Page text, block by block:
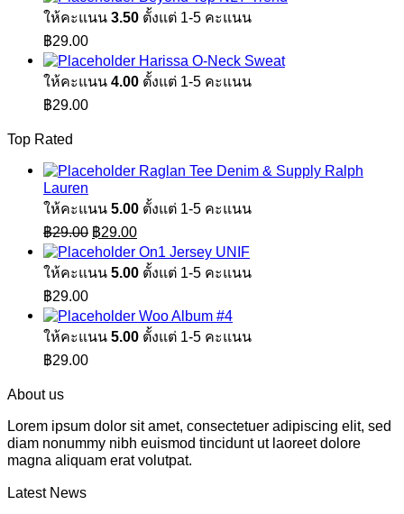
ให้คะแนน 3.50 ตั้งแต่ 1-5 คะแนน
฿29.00
Harissa O-Neck Sweat
ให้คะแนน 4.00 ตั้งแต่ 1-5 คะแนน
฿29.00
Top Rated
Raglan Tee Denim & Supply Ralph
Lauren
ให้คะแนน 5.00 ตั้งแต่ 1-5 คะแนน
฿29.00 Original
price
was:
฿29.00.
฿29.00Current
price
is:
฿29.00.
On1 Jersey UNIF
ให้คะแนน 5.00 ตั้งแต่ 1-5 คะแนน
฿29.00
Woo Album #4
ให้คะแนน 5.00 ตั้งแต่ 1-5 คะแนน
฿29.00
About us
Lorem ipsum dolor sit amet, consectetuer adipiscing elit, sed
diam nonummy nibh euismod tincidunt ut laoreet dolore
magna aliquam erat volutpat.
Latest News